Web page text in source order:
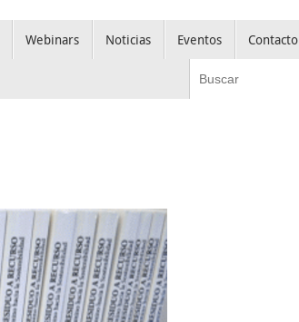
Webinars Noticias Eventos Contacto